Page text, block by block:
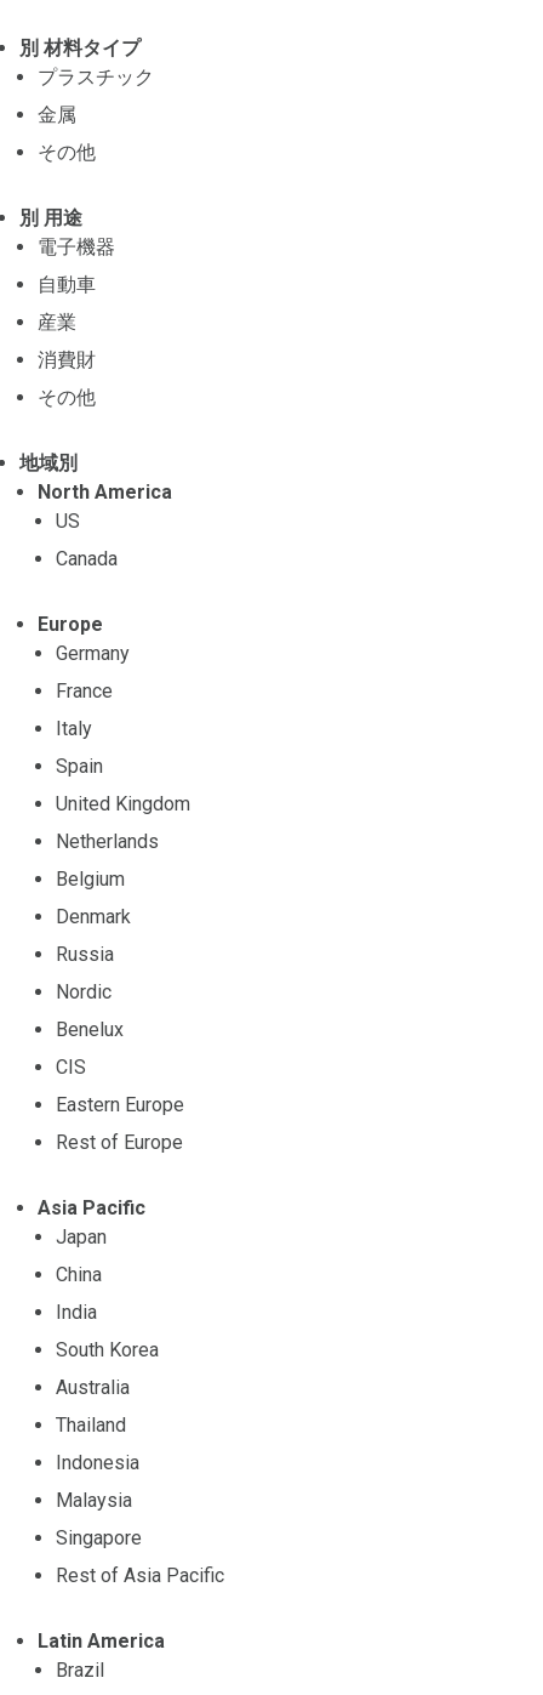
別 材料タイプ
プラスチック
金属
その他
別 用途
電子機器
自動車
産業
消費財
その他
地域別
North America
US
Canada
Europe
Germany
France
Italy
Spain
United Kingdom
Netherlands
Belgium
Denmark
Russia
Nordic
Benelux
CIS
Eastern Europe
Rest of Europe
Asia Pacific
Japan
China
India
South Korea
Australia
Thailand
Indonesia
Malaysia
Singapore
Rest of Asia Pacific
Latin America
Brazil